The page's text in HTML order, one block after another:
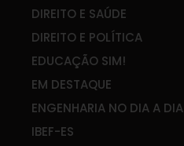
DIREITO E SAÚDE
DIREITO E POLÍTICA
EDUCAÇÃO SIM!
EM DESTAQUE
ENGENHARIA NO DIA A DIA
IBEF-ES